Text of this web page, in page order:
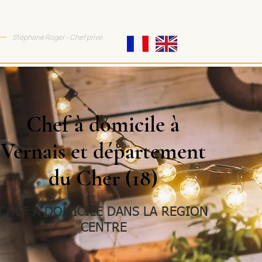
Stéphane Roger - Chef privé
Chef à domicile à
Vernais et département
du Cher (18)
A DOMICILE DANS LA REGION
CENTRE